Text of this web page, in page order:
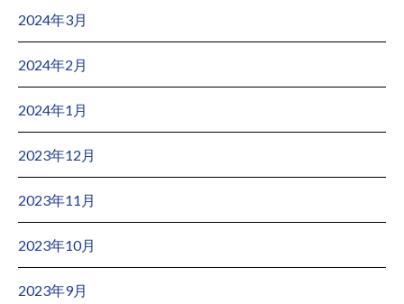
2024年3月
2024年2月
2024年1月
2023年12月
2023年11月
2023年10月
2023年9月